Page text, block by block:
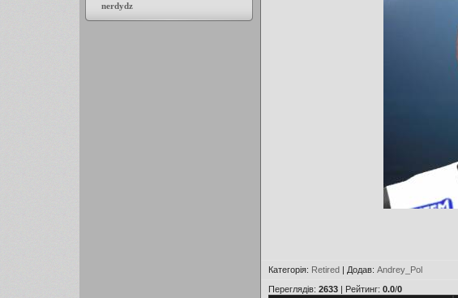
Категорія: Retired| Додав: Andrey_Pol
Переглядів: 2633| Рейтинг: 0.0/0
nerdydz